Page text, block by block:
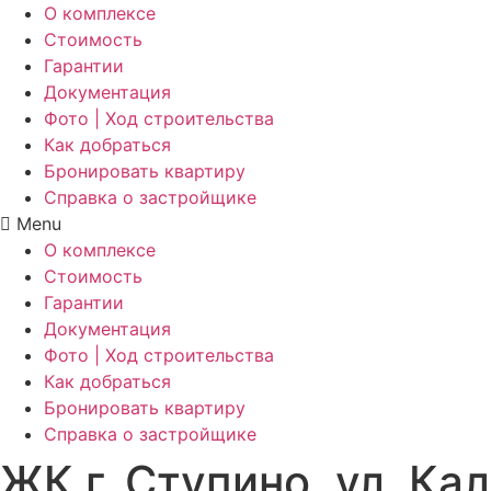
О комплексе
Стоимость
Гарантии
Документация
Фото | Ход строительства
Как добраться
Бронировать квартиру
Справка о застройщике
Menu
О комплексе
Стоимость
Гарантии
Документация
Фото | Ход строительства
Как добраться
Бронировать квартиру
Справка о застройщике